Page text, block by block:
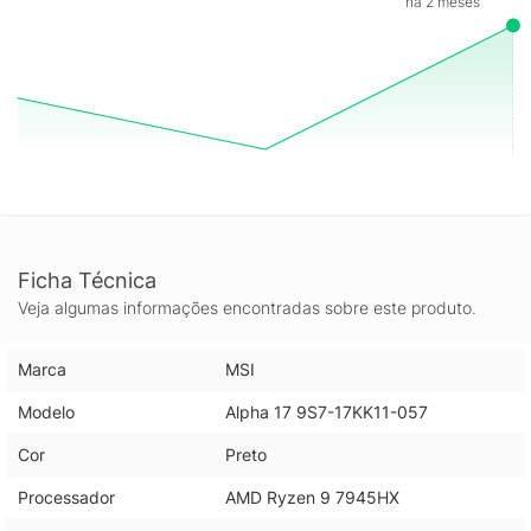
Ficha Técnica
Veja algumas informações encontradas sobre este produto.
Marca MSI
Modelo Alpha 17 9S7-17KK11-057
Cor Preto
Processador AMD Ryzen 9 7945HX